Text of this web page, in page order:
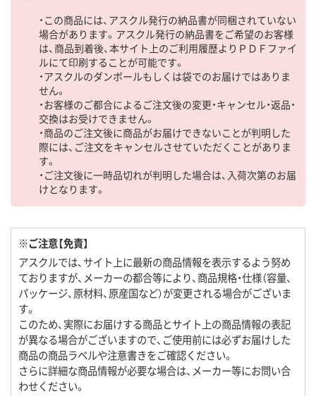
・この商品には、アスクル発行の納品書が同梱されていない
場合があります。アスクル発行の納品書をご希望のお客様
は、商品到着後、本サイト上のご利用履歴よりＰＤＦファイ
ルにて印刷することが可能です。
・アスクルのダンボールもしくは袋でのお届けではありま
せん。
・お客様のご都合によるご注文後の変更・キャンセル・返品・
交換はお受けできません。
・商品のご注文後に商品がお届けできないことが判明した
際には、ご注文をキャンセルさせていただくことがありま
す。
・ご注文後に一時品切れが判明した場合は、入荷次第のお届
けとなります。
※ご注意【免責】
アスクルでは、サイト上に最新の商品情報を表示するよう努め
ておりますが、メーカーの都合等により、商品規格・仕様（容量、
パッケージ、原材料、原産国など）が変更される場合がございま
す。
このため、実際にお届けする商品とサイト上の商品情報の表記
が異なる場合がございますので、ご使用前には必ずお届けした
商品の商品ラベルや注意書きをご確認ください。
さらに詳細な商品情報が必要な場合は、メーカー等にお問い合
わせください。